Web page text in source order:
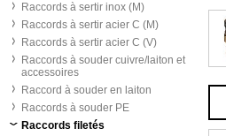
Raccords à sertir inox (M)
Raccords à sertir acier C (M)
Raccords à sertir acier C (V)
Raccords à souder cuivre/laiton et
accessoires
Raccord à souder en laiton
Raccords à souder PE
Raccords filetés